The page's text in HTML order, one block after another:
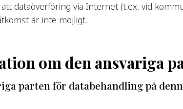
dataöverföring via Internet (t.ex. vid
är inte möjligt.
om den ansvariga
parten för databehandling på